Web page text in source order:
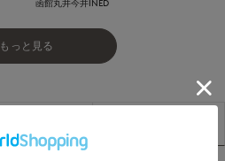
函館丸井今井INED
もっと見る